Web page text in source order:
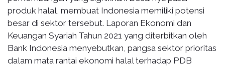
produk halal, membuat Indonesia memiliki potensi
besar di sektor tersebut. Laporan Ekonomi dan
Keuangan Syariah Tahun 2021 yang diterbitkan oleh
Bank Indonesia menyebutkan, pangsa sektor prioritas
dalam mata rantai ekonomi halal terhadap PDB